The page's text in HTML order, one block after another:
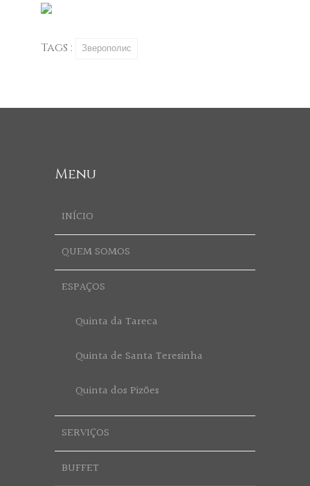
Tags : Зверополис
Menu
INÍCIO
QUEM SOMOS
ESPAÇOS
Quinta da Tareca
Quinta de Santa Teresinha
Quinta dos Pizões
SERVIÇOS
BUFFET